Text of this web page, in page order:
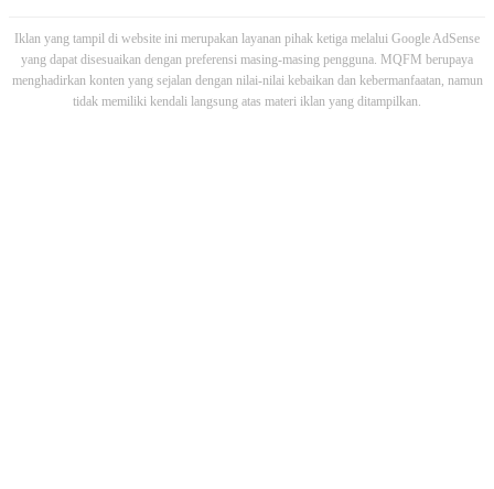
Iklan yang tampil di website ini merupakan layanan pihak ketiga melalui Google AdSense
yang dapat disesuaikan dengan preferensi masing-masing pengguna. MQFM berupaya
menghadirkan konten yang sejalan dengan nilai-nilai kebaikan dan kebermanfaatan, namun
tidak memiliki kendali langsung atas materi iklan yang ditampilkan.